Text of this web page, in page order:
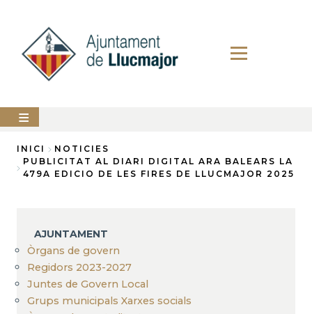
contingut
AJUNTAMENT
LLUCMAJOR
PERFIL
DEL
CONTRACTANT
Fil
INICI
NOTICIES
PUBLICITAT AL DIARI DIGITAL ARA BALEARS LA
479A EDICIO DE LES FIRES DE LLUCMAJOR 2025
AJUNTAMENT
Òrgans de govern
Regidors 2023-2027
Juntes de Govern Local
Grups municipals Xarxes socials